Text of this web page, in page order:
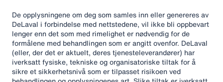
De opplysningene om deg som samles inn eller genereres av
DeLaval i forbindelse med nettstedene, vil ikke bli oppbevart
lenger enn det som med rimelighet er nødvendig for de
formålene med behandlingen som er angitt ovenfor. DeLaval
(eller, der det er aktuelt, deres tjenesteleverandører) har
iverksatt fysiske, tekniske og organisatoriske tiltak for å
sikre et sikkerhetsnivå som er tilpasset risikoen ved